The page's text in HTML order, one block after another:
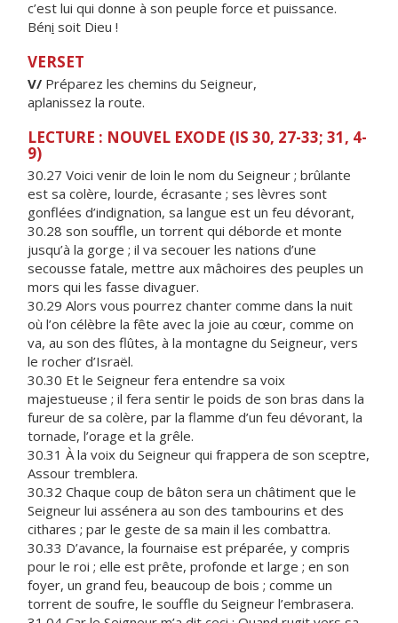
c’est lui qui donne à son peuple force et puissance.
Béni soit Dieu !
VERSET
V/ Préparez les chemins du Seigneur,
aplanissez la route.
LECTURE : NOUVEL EXODE (IS 30, 27-33; 31, 4-
9)
30.27 Voici venir de loin le nom du Seigneur ; brûlante
est sa colère, lourde, écrasante ; ses lèvres sont
gonflées d’indignation, sa langue est un feu dévorant,
30.28 son souffle, un torrent qui déborde et monte
jusqu’à la gorge ; il va secouer les nations d’une
secousse fatale, mettre aux mâchoires des peuples un
mors qui les fasse divaguer.
30.29 Alors vous pourrez chanter comme dans la nuit
où l’on célèbre la fête avec la joie au cœur, comme on
va, au son des flûtes, à la montagne du Seigneur, vers
le rocher d’Israël.
30.30 Et le Seigneur fera entendre sa voix
majestueuse ; il fera sentir le poids de son bras dans la
fureur de sa colère, par la flamme d’un feu dévorant, la
tornade, l’orage et la grêle.
30.31 À la voix du Seigneur qui frappera de son sceptre,
Assour tremblera.
30.32 Chaque coup de bâton sera un châtiment que le
Seigneur lui assénera au son des tambourins et des
cithares ; par le geste de sa main il les combattra.
30.33 D’avance, la fournaise est préparée, y compris
pour le roi ; elle est prête, profonde et large ; en son
foyer, un grand feu, beaucoup de bois ; comme un
torrent de soufre, le souffle du Seigneur l’embrasera.